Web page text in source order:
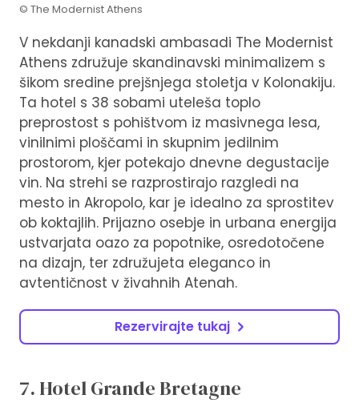
© The Modernist Athens
V nekdanji kanadski ambasadi The Modernist
Athens združuje skandinavski minimalizem s
šikom sredine prejšnjega stoletja v Kolonakiju.
Ta hotel s 38 sobami uteleša toplo
preprostost s pohištvom iz masivnega lesa,
vinilnimi ploščami in skupnim jedilnim
prostorom, kjer potekajo dnevne degustacije
vin. Na strehi se razprostirajo razgledi na
mesto in Akropolo, kar je idealno za sprostitev
ob koktajlih. Prijazno osebje in urbana energija
ustvarjata oazo za popotnike, osredotočene
na dizajn, ter združujeta eleganco in
avtentičnost v živahnih Atenah.
Rezervirajte tukaj
7. Hotel Grande Bretagne